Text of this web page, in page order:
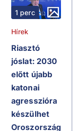
1 perc
Hírek
Riasztó
jóslat: 2030
előtt újabb
katonai
agresszióra
készülhet
Oroszország